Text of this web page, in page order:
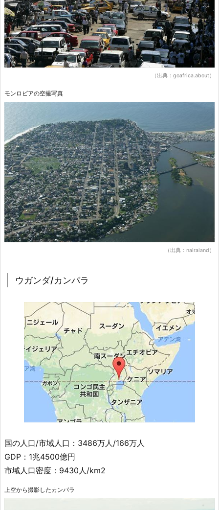
（出典：goafrica.about）
モンロビアの空撮写真
（出典：nairaland）
ウガンダ/カンパラ
国の人口/市域人口：3486万人/166万人
GDP：1兆4500億円
市域人口密度：9430人/km2
上空から撮影したカンパラ